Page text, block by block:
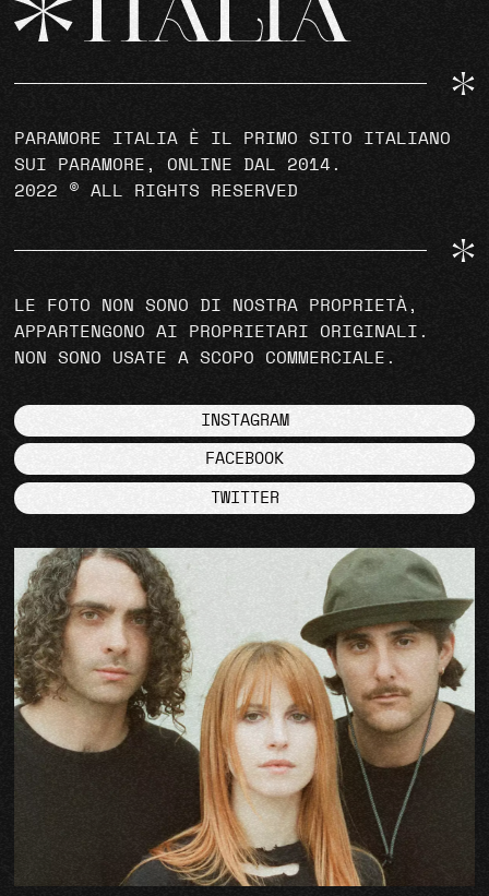
PARAMORE ITALIA È IL PRIMO SITO ITALIANO
SUI PARAMORE, ONLINE DAL 2014.
2022 © ALL RIGHTS RESERVED
LE FOTO NON SONO DI NOSTRA PROPRIETÀ,
APPARTENGONO AI PROPRIETARI ORIGINALI.
NON SONO USATE A SCOPO COMMERCIALE.
INSTAGRAM
FACEBOOK
TWITTER